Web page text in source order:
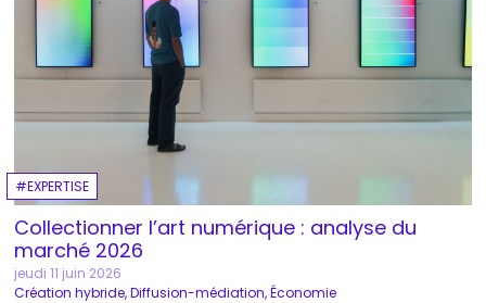
EXPERTISE
Collectionner l’art numérique : analyse du
marché 2026
jeudi 11 juin 2026
Création hybride Diffusion-médiation Économie